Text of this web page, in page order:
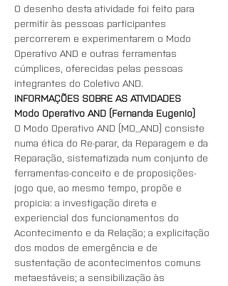
O desenho desta atividade foi feito para
permitir às pessoas participantes
percorrerem e experimentarem o Modo
Operativo AND e outras ferramentas
cúmplices, oferecidas pelas pessoas
integrantes do Coletivo AND.
INFORMAÇÕES SOBRE AS ATIVIDADES
Modo Operativo AND (Fernanda Eugenio)
O Modo Operativo AND (MO_AND) consiste
numa ética do Re-parar, da Reparagem e da
Reparação, sistematizada num conjunto de
ferramentas-conceito e de proposições-
jogo que, ao mesmo tempo, propõe e
propicia: a investigação direta e
experiencial dos funcionamentos do
Acontecimento e da Relação; a explicitação
dos modos de emergência e de
sustentação de acontecimentos comuns
metaestáveis; a sensibilização às